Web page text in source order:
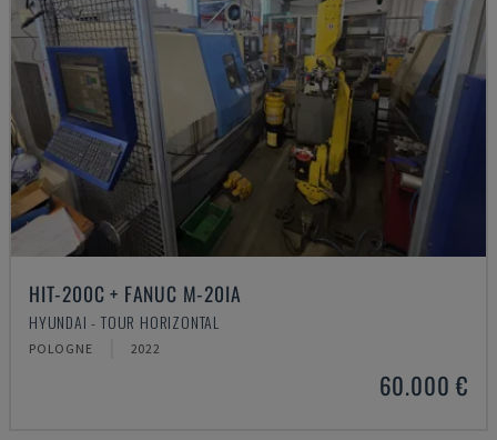
HIT-200C + FANUC M-20IA
HYUNDAI - TOUR HORIZONTAL
POLOGNE 2022
60.000 €